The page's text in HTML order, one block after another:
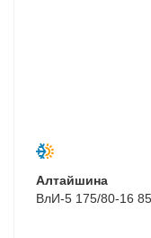
Алтайшина
ВлИ-5 175/80-16